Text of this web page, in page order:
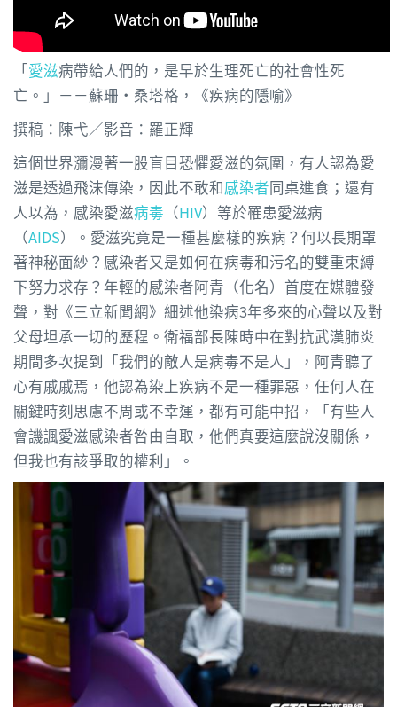
「愛滋病帶給人們的，是早於生理死亡的社會性死
亡。」－－蘇珊‧桑塔格，《疾病的隱喻》
撰稿：陳弋／影音：羅正輝
這個世界瀰漫著一股盲目恐懼愛滋的氛圍，有人認為愛
滋是透過飛沫傳染，因此不敢和感染者同桌進食；還有
人以為，感染愛滋病毒 （HIV）等於罹患愛滋病
（AIDS）。愛滋究竟是一種甚麼樣的疾病？何以長期罩
著神秘面紗？感染者又是如何在病毒和污名的雙重束縛
下努力求存？年輕的感染者阿青（化名）首度在媒體發
聲，對《三立新聞網》細述他染病3年多來的心聲以及對
父母坦承一切的歷程。衛福部長陳時中在對抗武漢肺炎
期間多次提到「我們的敵人是病毒不是人」，阿青聽了
心有戚戚焉，他認為染上疾病不是一種罪惡，任何人在
關鍵時刻思慮不周或不幸運，都有可能中招，「有些人
會譏諷愛滋感染者咎由自取，他們真要這麼說沒關係，
但我也有該爭取的權利」。